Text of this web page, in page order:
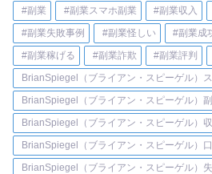
#副業 #副業スマホ副業 #副業収入
#副業失敗事例
#副業怪しい #副業成
#副業稼げる
#副業詐欺 #副業評判
BrianSpiegel（ブライアン・スピーゲル）
BrianSpiegel（ブライアン・スピーゲル）
BrianSpiegel（ブライアン・スピーゲル）
BrianSpiegel（ブライアン・スピーゲル）口
BrianSpiegel（ブライアン・スピーゲル）